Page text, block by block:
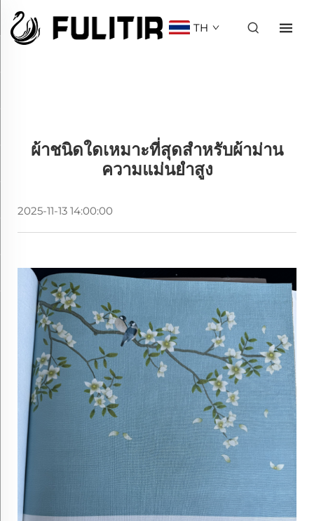
TH
ผ้าชนิดใดเหมาะที่สุดสำหรับผ้าม่าน
ความแม่นยำสูง
2025-11-13 14:00:00